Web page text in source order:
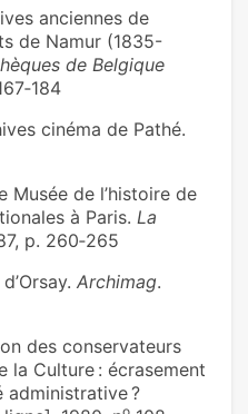
anciennes de
de Namur (1835-
de Belgique
cinéma de Pathé.
Musée de l’histoire de
à Paris. La
p. 260‑265
Archimag.
des conservateurs
la Culture : écrasement
administrative ?